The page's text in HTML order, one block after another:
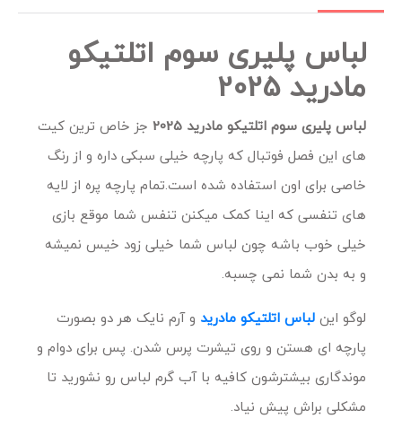
لباس پلیری سوم اتلتیکو
مادرید 2025
لباس پلیری سوم اتلتیکو مادرید 2025
جز خاص ترین کیت
های این فصل فوتبال که پارچه خیلی سبکی داره و از رنگ
خاصی برای اون استفاده شده است.تمام پارچه پره از لایه
های تنفسی که اینا کمک میکنن تنفس شما موقع بازی
خیلی خوب باشه چون لباس شما خیلی زود خیس نمیشه
و به بدن شما نمی چسبه.
لوگو اینلباس اتلتیکو مادرید و آرم نایک هر دو بصورت
پارچه ای هستن و روی تیشرت پرس شدن. پس برای دوام و
موندگاری بیشترشون کافیه با آب گرم لباس رو نشورید تا
مشکلی براش پیش نیاد.